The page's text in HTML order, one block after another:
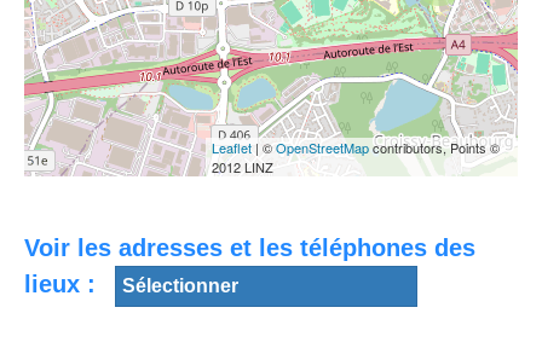
10 ANS APRES
- LE QUARTIER
DU MAIL A
NOAH P. US
Torcy to
Disneyland
Leaflet | ©OpenStreetMapcontributors, Points ©
2012 LINZ
Voir les adresses et les téléphones des
lieux :